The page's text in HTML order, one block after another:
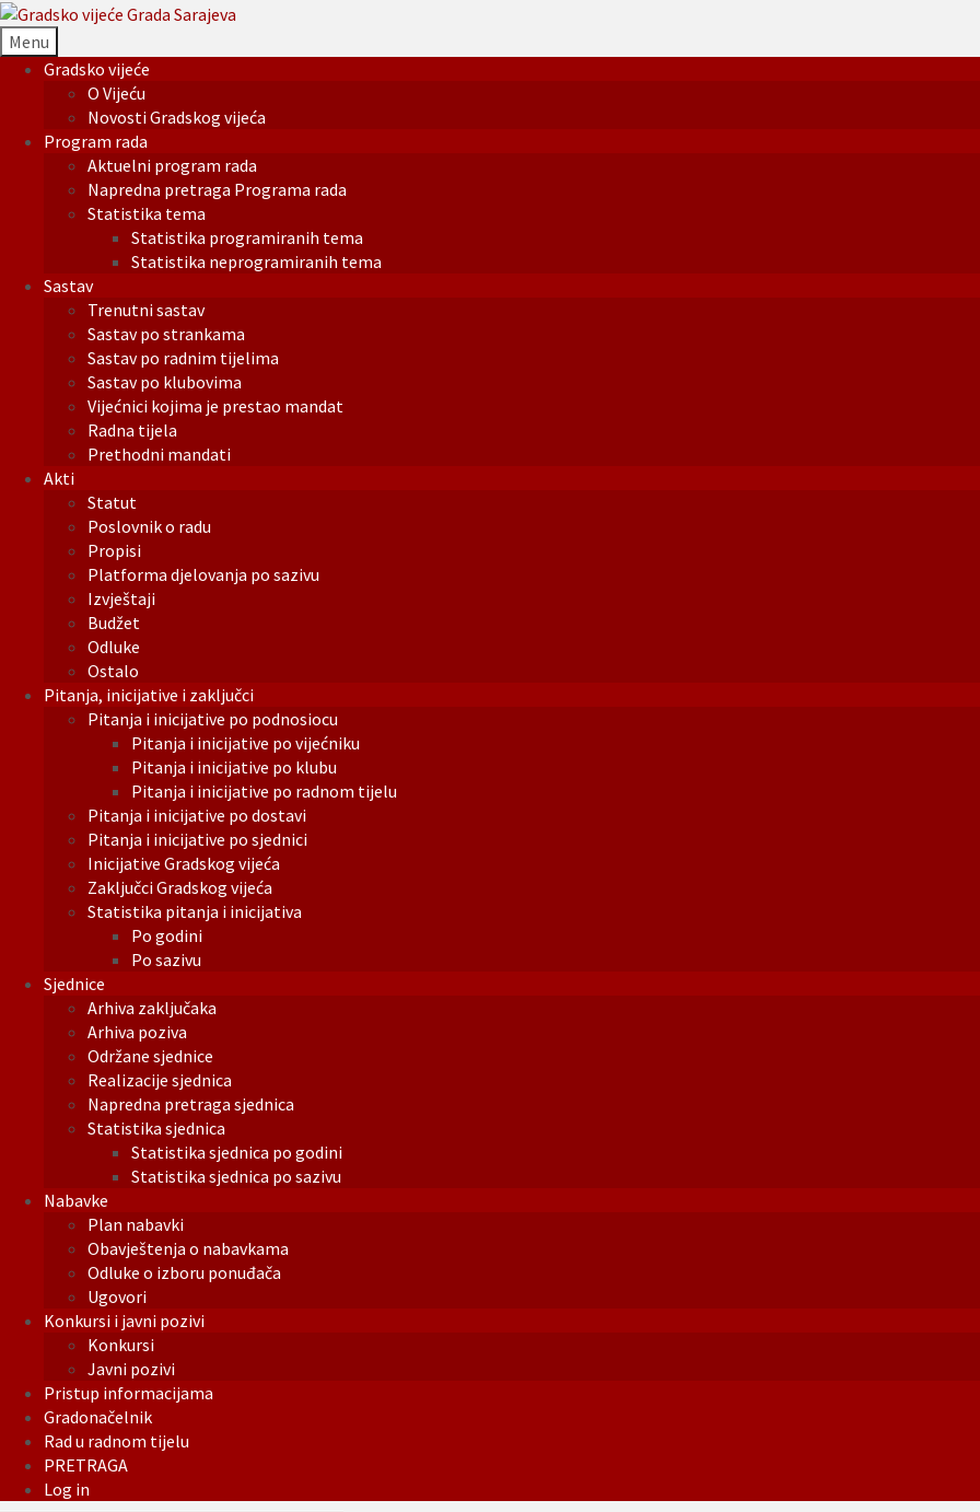
Menu
Gradsko vijeće
O Vijeću
Novosti Gradskog vijeća
Program rada
Aktuelni program rada
Napredna pretraga Programa rada
Statistika tema
Statistika programiranih tema
Statistika neprogramiranih tema
Sastav
Trenutni sastav
Sastav po strankama
Sastav po radnim tijelima
Sastav po klubovima
Vijećnici kojima je prestao mandat
Radna tijela
Prethodni mandati
Akti
Statut
Poslovnik o radu
Propisi
Platforma djelovanja po sazivu
Izvještaji
Budžet
Odluke
Ostalo
Pitanja, inicijative i zaključci
Pitanja i inicijative po podnosiocu
Pitanja i inicijative po vijećniku
Pitanja i inicijative po klubu
Pitanja i inicijative po radnom tijelu
Pitanja i inicijative po dostavi
Pitanja i inicijative po sjednici
Inicijative Gradskog vijeća
Zaključci Gradskog vijeća
Statistika pitanja i inicijativa
Po godini
Po sazivu
Sjednice
Arhiva zaključaka
Arhiva poziva
Održane sjednice
Realizacije sjednica
Napredna pretraga sjednica
Statistika sjednica
Statistika sjednica po godini
Statistika sjednica po sazivu
Nabavke
Plan nabavki
Obavještenja o nabavkama
Odluke o izboru ponuđača
Ugovori
Konkursi i javni pozivi
Konkursi
Javni pozivi
Pristup informacijama
Gradonačelnik
Rad u radnom tijelu
PRETRAGA
Log in